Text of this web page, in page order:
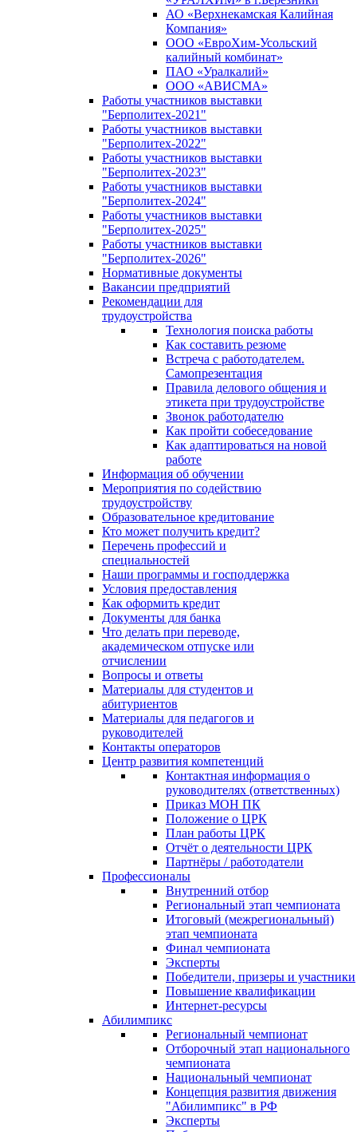
АО «Верхнекамская Калийная
Компания»
ООО «ЕвроХим-Усольский
калийный комбинат»
ПАО «Уралкалий»
ООО «АВИСМА»
Работы участников выставки
"Берполитех-2021"
Работы участников выставки
"Берполитех-2022"
Работы участников выставки
"Берполитех-2023"
Работы участников выставки
"Берполитех-2024"
Работы участников выставки
"Берполитех-2025"
Работы участников выставки
"Берполитех-2026"
Нормативные документы
Вакансии предприятий
Рекомендации для
трудоустройства
Технология поиска работы
Как составить резюме
Встреча с работодателем.
Самопрезентация
Правила делового общения и
этикета при трудоустройстве
Звонок работодателю
Как пройти собеседование
Как адаптироваться на новой
работе
Информация об обучении
Мероприятия по содействию
трудоустройству
Образовательное кредитование
Кто может получить кредит?
Перечень профессий и
специальностей
Наши программы и господдержка
Условия предоставления
Как оформить кредит
Документы для банка
Что делать при переводе,
академическом отпуске или
отчислении
Вопросы и ответы
Материалы для студентов и
абитуриентов
Материалы для педагогов и
руководителей
Контакты операторов
Центр развития компетенций
Контактная информация о
руководителях (ответственных)
Приказ МОН ПК
Положение о ЦРК
План работы ЦРК
Отчёт о деятельности ЦРК
Партнёры / работодатели
Профессионалы
Внутренний отбор
Региональный этап чемпионата
Итоговый (межрегиональный)
этап чемпионата
Финал чемпионата
Эксперты
Победители, призеры и участники
Повышение квалификации
Интернет-ресурсы
Абилимпикс
Региональный чемпионат
Отборочный этап национального
чемпионата
Национальный чемпионат
Концепция развития движения
"Абилимпикс" в РФ
Эксперты